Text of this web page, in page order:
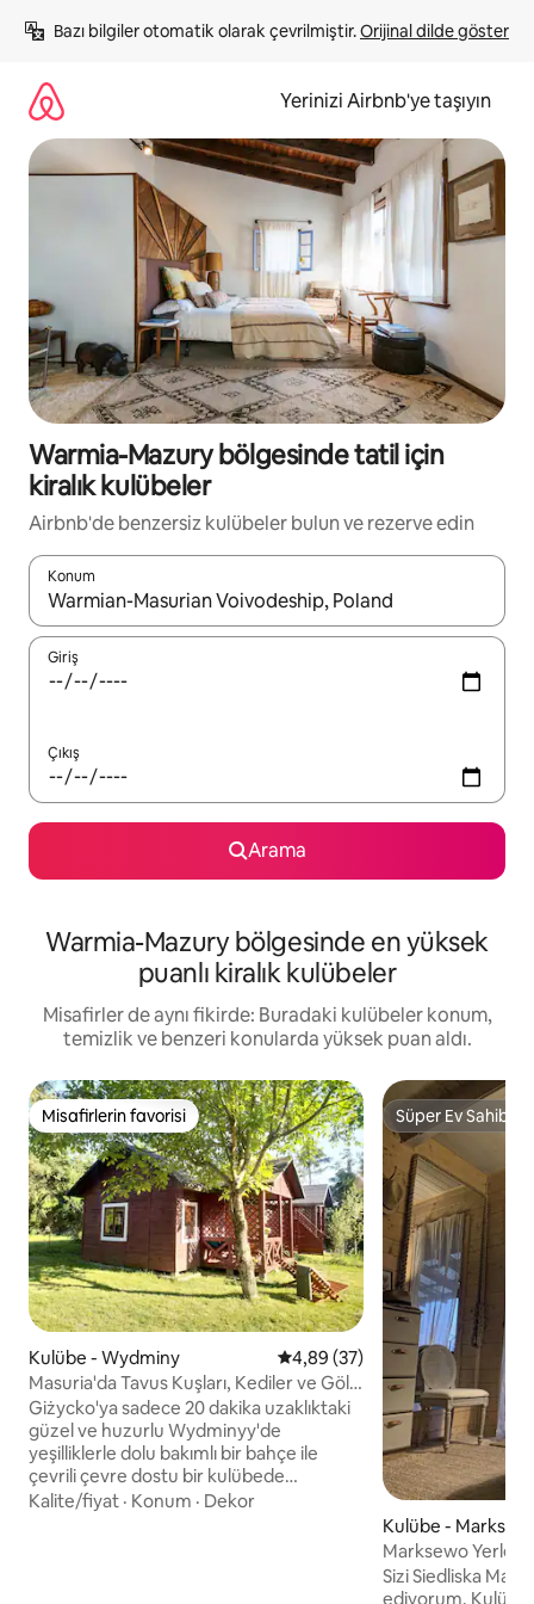
atla
Bazı bilgiler otomatik olarak çevrilmiştir. Orijinal dilde göster
Yerinizi Airbnb'ye taşıyın
Warmia-Mazury bölgesinde tatil için
kiralık kulübeler
Airbnb'de benzersiz kulübeler bulun ve rezerve edin
Konum
Sonuçlar kullanılabilir olduğunda yukarı ve aşağı oklarıyla
Giriş
Çıkış
Arama
Warmia-Mazury bölgesinde en yüksek
puanlı kiralık kulübeler
Misafirler de aynı fikirde: Buradaki kulübeler konum,
temizlik ve benzeri konularda yüksek puan aldı.
Misafirlerin favorisi
Misafirlerin favorisi
Kulübe - Wydminy 5 üzerinden ortalama 4,89
4,89 (37)
Masuria'da Tavus Kuşları, Kediler ve Göl
Kenarında Kulübe
Giżycko'ya sadece 20 dakika uzaklıktaki
güzel ve huzurlu Wydminyy'de
yeşilliklerle dolu bakımlı bir bahçe ile
çevrili çevre dostu bir kulübede
rahatlayın ve gevşeyin. Göle ulaşmak için
Kalite/fiyat · Konum · Dekor
Süper Ev Sahibi
Süper Ev Sahibi
Kulübe -
Marksewo
Sizi Siedliska
ediyorum. Kulübe